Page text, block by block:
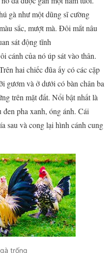
gà như một dũng sĩ cường
sắc, mượt mà. Đôi mắt nâu
sát động tĩnh
cánh của nó úp sát vào thân.
hai chiếc đũa ấy có các cặp
gươm và ở dưới có bàn chân ba
trên mặt đất. Nổi bật nhất là
pha xanh, óng ánh. Cái
sau và cong lại hình cánh cung
trống